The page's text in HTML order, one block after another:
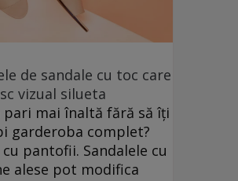
de sandale cu toc care
vizual silueta
pari mai înaltă fără să îți
garderoba complet?
pantofii. Sandalele cu
alese pot modifica